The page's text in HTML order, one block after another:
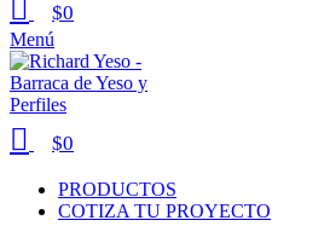
$0
Menú
$0
PRODUCTOS
COTIZA TU PROYECTO